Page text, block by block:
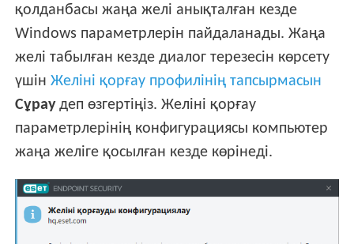
қолданбасы жаңа желі анықталған кезде
Windows параметрлерін пайдаланады. Жаңа
желі табылған кезде диалог терезесін көрсету
үшінЖеліні қорғау профилінің тапсырмасын
Сұраудеп өзгертіңіз. Желіні қорғау
параметрлерінің конфигурациясы компьютер
жаңа желіге қосылған кезде көрінеді.